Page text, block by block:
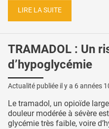
LIRE LA SUITE
TRAMADOL : Un
d’hypoglycémie
Actualité publiée il y a 6 années
Le tramadol, un opioïde
douleur modérée à sévère
glycémie très faible, voire